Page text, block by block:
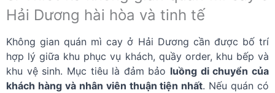
Hải Dương hài hòa và tinh tế
Không gian quán mì cay ở Hải Dương cần được bố trí
hợp lý giữa khu phục vụ khách, quầy order, khu bếp và
khu vệ sinh. Mục tiêu là đảm bảo luồng di chuyển của
khách hàng và nhân viên thuận tiện nhất. Nếu quán có